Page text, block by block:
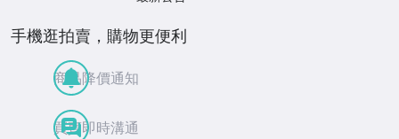
手機逛拍賣，購物更便利
商品降價通知
買賣即時溝通